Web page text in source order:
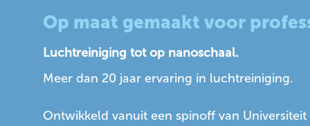
Op maat gemaakt voor
Luchtreiniging tot op nanoschaal.
Meer dan 20 jaar ervaring in luchtreiniging.
Ontwikkeld vanuit een spinoff van Universiteit